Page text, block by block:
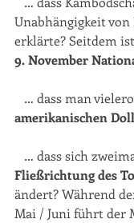
Unabhängigkeit
erklärte? Seitdem
9. November
… dass man
amerikanischen
… dass sich
Fließrichtung des
ändert? Während
Mai / Juni führt der